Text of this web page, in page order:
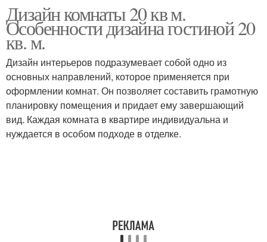
Дизайн комнаты 20 кв м.
Особенности дизайна гостиной 20
кв. м.
Дизайн интерьеров подразумевает собой одно из
основных направлений, которое применяется при
оформлении комнат. Он позволяет составить грамотную
планировку помещения и придает ему завершающий
вид. Каждая комната в квартире индивидуальна и
нуждается в особом подходе в отделке.